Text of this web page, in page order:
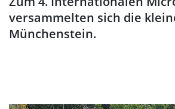
versammelten sich die
Münchenstein.